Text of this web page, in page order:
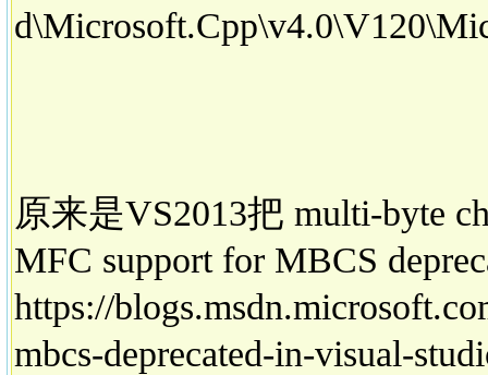
原来是VS2013把 multi-byte
MFC support for MBCS
https://
mbcs-deprecated-in-visual-